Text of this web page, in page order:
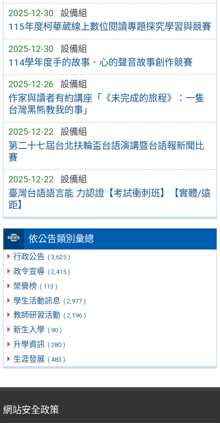
2025-12-30 設備組
115年度柯華葳線上數位閱讀專題探究學習與競賽
2025-12-30 設備組
114學年度手的故事．心的聲音故事創作競賽
2025-12-26 設備組
作家與讀者有約講座「《未完成的旅程》：一隻
台灣黑熊教我的事」
2025-12-22 設備組
第二十七屆台北扶輪盃台語演講暨台語報新聞比
賽
2025-12-22 設備組
臺灣台語語言能 力認證【考試衝刺班】【實體/遠
距】
依公告類別彙總
行政公告 ( 3,625 )
政令宣導 ( 2,415 )
榮譽榜 ( 113 )
學生活動訊息 ( 2,977 )
教師研習活動 ( 2,196 )
新生入學 ( 90 )
升學資訊 ( 280 )
生涯發展 ( 483 )
網站安全政策